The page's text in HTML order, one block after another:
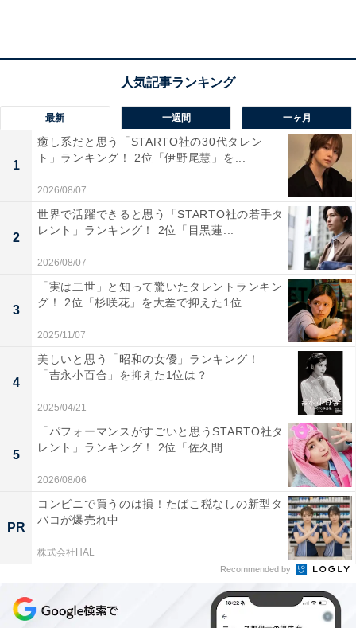
す。
中には「松岡くんであればそれなりの役職である立場
で、ちょっと嫌な役をやってくれたらはまり役になりそ
うです（33歳女性）」「主役というよりは人を食うよう
な役柄など（42歳女性）」など、癖のある役を演じてほ
しいと考えている人もいました。
第2位：東山紀之
第2位には、東山紀之さんが選ばれました。第3位の松岡
さんと同じく『必殺仕事人』シリーズに出演し、多くの
時代劇やドラマで和装などを披露しています。
最新 一週間 一ヶ月
1
癒し系だと思う「STARTO社の30代タレン
ト」ランキング！ 2位「伊野尾慧」を...
2026/08/07
2
世界で活躍できると思う「STARTO社の若手タ
レント」ランキング！ 2位「目黒蓮...
2026/08/07
3
「実は二世」と知って驚いたタレントランキン
グ！ 2位「杉咲花」を大差で抑えた1位...
2025/11/07
4
美しいと思う「昭和の女優」ランキング！
「吉永小百合」を抑えた1位は？
2025/04/21
5
「パフォーマンスがすごいと思うSTARTO社タ
レント」ランキング！ 2位「佐久間...
2026/08/06
PR
コンビニで買うのは損！たばこ税なしの新型タ
バコが爆売れ中
株式会社HAL
Recommended by